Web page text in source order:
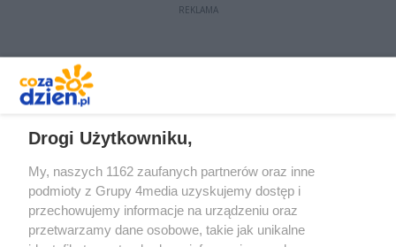
REKLAMA
Drogi Użytkowniku,
My, naszych 1162 zaufanych partnerów oraz inne
podmioty z Grupy 4media uzyskujemy dostęp i
przechowujemy informacje na urządzeniu oraz
przetwarzamy dane osobowe, takie jak unikalne